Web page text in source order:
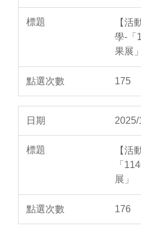
【活
學-「
果展」
175
2025/
【活
「
展」
176